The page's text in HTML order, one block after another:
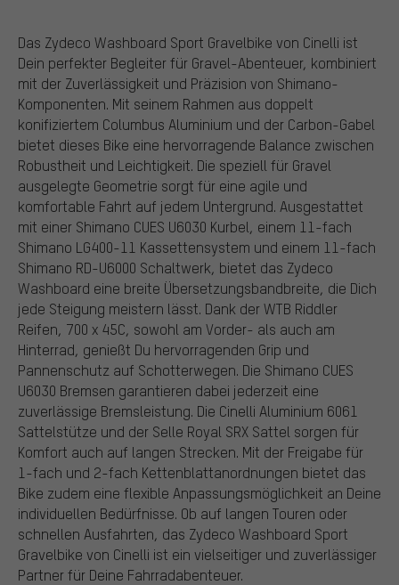
Das Zydeco Washboard Sport Gravelbike von Cinelli ist
Dein perfekter Begleiter für Gravel-Abenteuer, kombiniert
mit der Zuverlässigkeit und Präzision von Shimano-
Komponenten. Mit seinem Rahmen aus doppelt
konifiziertem Columbus Aluminium und der Carbon-Gabel
bietet dieses Bike eine hervorragende Balance zwischen
Robustheit und Leichtigkeit. Die speziell für Gravel
ausgelegte Geometrie sorgt für eine agile und
komfortable Fahrt auf jedem Untergrund. Ausgestattet
mit einer Shimano CUES U6030 Kurbel, einem 11-fach
Shimano LG400-11 Kassettensystem und einem 11-fach
Shimano RD-U6000 Schaltwerk, bietet das Zydeco
Washboard eine breite Übersetzungsbandbreite, die Dich
jede Steigung meistern lässt. Dank der WTB Riddler
Reifen, 700 x 45C, sowohl am Vorder- als auch am
Hinterrad, genießt Du hervorragenden Grip und
Pannenschutz auf Schotterwegen. Die Shimano CUES
U6030 Bremsen garantieren dabei jederzeit eine
zuverlässige Bremsleistung. Die Cinelli Aluminium 6061
Sattelstütze und der Selle Royal SRX Sattel sorgen für
Komfort auch auf langen Strecken. Mit der Freigabe für
1-fach und 2-fach Kettenblattanordnungen bietet das
Bike zudem eine flexible Anpassungsmöglichkeit an Deine
individuellen Bedürfnisse. Ob auf langen Touren oder
schnellen Ausfahrten, das Zydeco Washboard Sport
Gravelbike von Cinelli ist ein vielseitiger und zuverlässiger
Partner für Deine Fahrradabenteuer.